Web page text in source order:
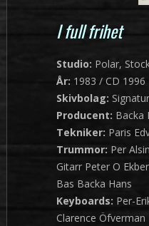
I full frihet
Studio: Polar,
År: 1983 / CD 1996
Skivbolag:
Producent: Backa
Tekniker: Paris
Trummor: Per
Gitarr Peter O
Bas Backa Hans
Keyboards: Per-
Clarence Öfverman